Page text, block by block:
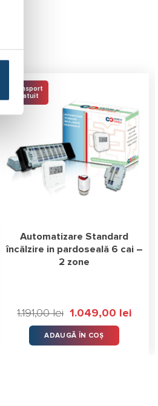
Transport
Gratuit
Automatizare Standard
încălzire in pardoseală 6 cai –
2 zone
1.191,00lei
Prețul
a
fost:
1.191,00 lei.
1.049,00 leiPrețul
ADAUGĂ ÎN COȘ